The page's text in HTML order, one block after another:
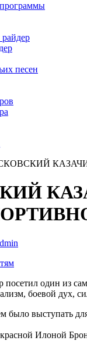
песен
посетил один из
боевой дух,
было выступать
Илоной